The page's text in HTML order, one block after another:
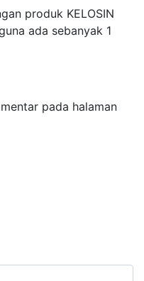
produk KELOSIN
ada sebanyak 1
pada halaman